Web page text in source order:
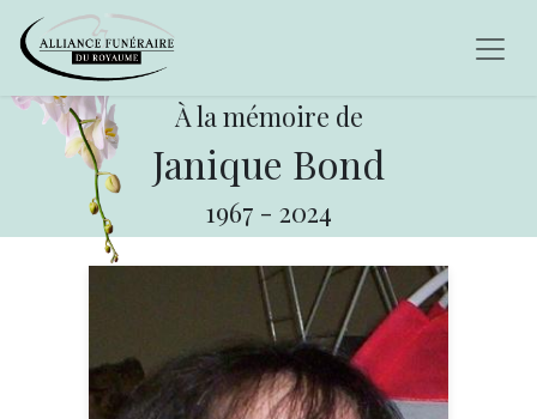
À la mémoire de
Janique Bond
1967 - 2024